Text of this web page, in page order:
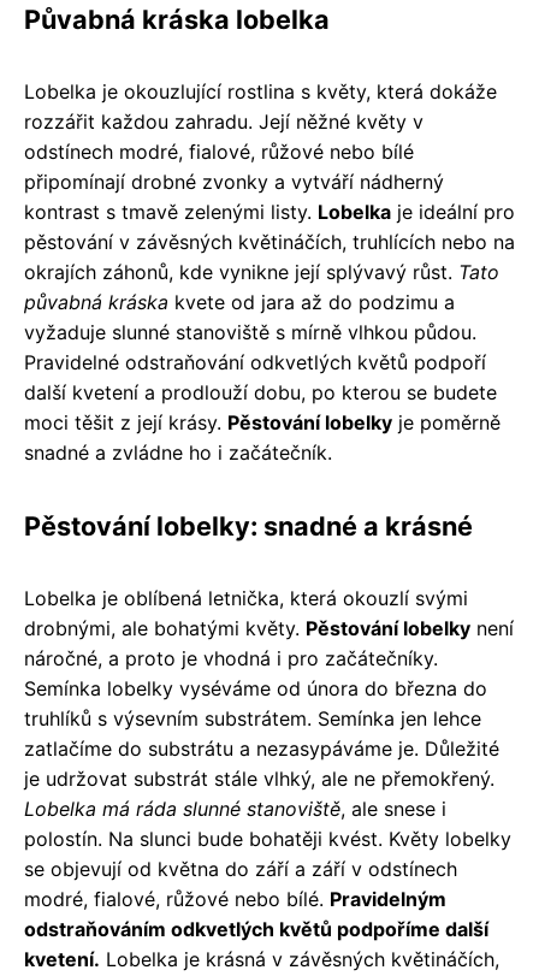
Půvabná kráska lobelka
Lobelka je okouzlující rostlina s květy, která dokáže
rozzářit každou zahradu. Její něžné květy v
odstínech modré, fialové, růžové nebo bílé
připomínají drobné zvonky a vytváří nádherný
kontrast s tmavě zelenými listy. Lobelka je ideální pro
pěstování v závěsných květináčích, truhlících nebo na
okrajích záhonů, kde vynikne její splývavý růst. Tato
půvabná kráska kvete od jara až do podzimu a
vyžaduje slunné stanoviště s mírně vlhkou půdou.
Pravidelné odstraňování odkvetlých květů podpoří
další kvetení a prodlouží dobu, po kterou se budete
moci těšit z její krásy. Pěstování lobelky je poměrně
snadné a zvládne ho i začátečník.
Pěstování lobelky: snadné a krásné
Lobelka je oblíbená letnička, která okouzlí svými
drobnými, ale bohatými květy. Pěstování lobelky není
náročné, a proto je vhodná i pro začátečníky.
Semínka lobelky vyséváme od února do března do
truhlíků s výsevním substrátem. Semínka jen lehce
zatlačíme do substrátu a nezasypáváme je. Důležité
je udržovat substrát stále vlhký, ale ne přemokřený.
Lobelka má ráda slunné stanoviště, ale snese i
polostín. Na slunci bude bohatěji kvést. Květy lobelky
se objevují od května do září a září v odstínech
modré, fialové, růžové nebo bílé. Pravidelným
odstraňováním odkvetlých květů podpoříme další
kvetení. Lobelka je krásná v závěsných květináčích,